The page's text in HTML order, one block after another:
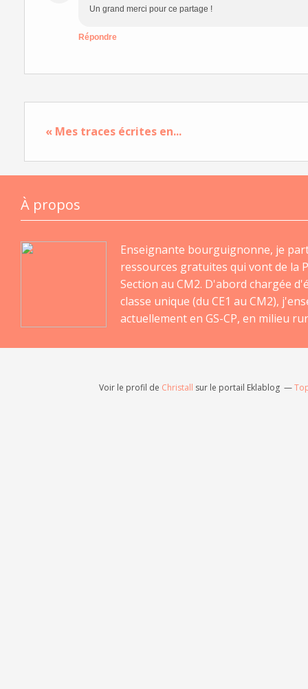
Un grand merci pour ce partage !
Répondre
« Mes traces écrites en...
À propos
Enseignante bourguignonne, je
ressources gratuites qui vont de la
Section au CM2. D'abord chargée
classe unique (du CE1 au CM2),
actuellement en GS-CP, en milieu
Voir le profil de Christall sur le portail Eklablog